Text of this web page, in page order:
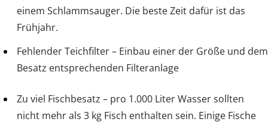
einem Schlammsauger. Die beste Zeit dafür ist das
Frühjahr.
Fehlender Teichfilter – Einbau einer der Größe und dem
Besatz entsprechenden Filteranlage
Zu viel Fischbesatz – pro 1.000 Liter Wasser sollten
nicht mehr als 3 kg Fisch enthalten sein. Einige Fische